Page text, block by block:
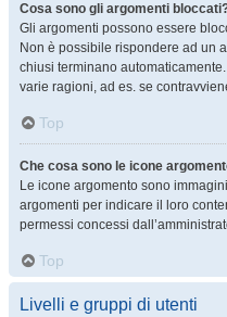
Cosa sono gli argomenti
Gli argomenti possono essere
Non è possibile rispondere ad un
chiusi terminano
varie ragioni, ad es. se
Top
Che cosa sono le icone
Le icone argomento sono
argomenti per indicare il loro
permessi concessi
Top
Livelli e gruppi di utenti